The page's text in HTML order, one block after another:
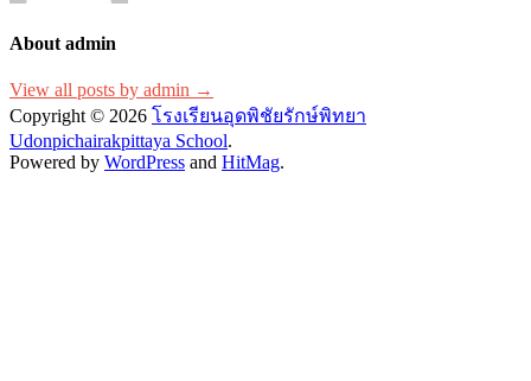
About admin
View all posts by admin →
Copyright © 2026 โรงเรียนอุดพิชัยรักษ์พิทยา
Udonpichairakpittaya School.
Powered by WordPress and HitMag.